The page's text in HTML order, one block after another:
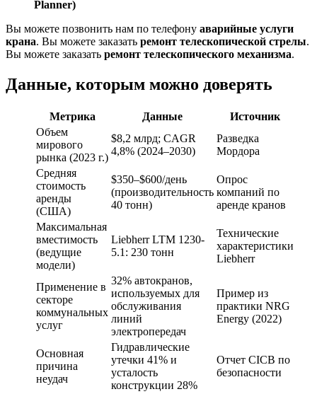
Planner)
Вы можете позвонить нам по телефону аварийные услуги
крана. Вы можете заказать ремонт телескопической стрелы.
Вы можете заказать ремонт телескопического механизма.
Данные, которым можно доверять
Метрика Данные
Источник
Объем
мирового
рынка (2023 г.)
$8,2 млрд; CAGR
4,8% (2024–2030)
Разведка
Мордора
Средняя
стоимость
аренды
(США)
$350–$600/день
(производительность
40 тонн)
Опрос
компаний по
аренде кранов
Максимальная
вместимость
(ведущие
модели)
Liebherr LTM 1230-
5.1: 230 тонн
Технические
характеристики
Liebherr
Применение в
секторе
коммунальных
услуг
32% автокранов,
используемых для
обслуживания
линий
электропередач
Пример из
практики NRG
Energy (2022)
Основная
причина
неудач
Гидравлические
утечки 41% и
усталость
конструкции 28%
Отчет CICB по
безопасности